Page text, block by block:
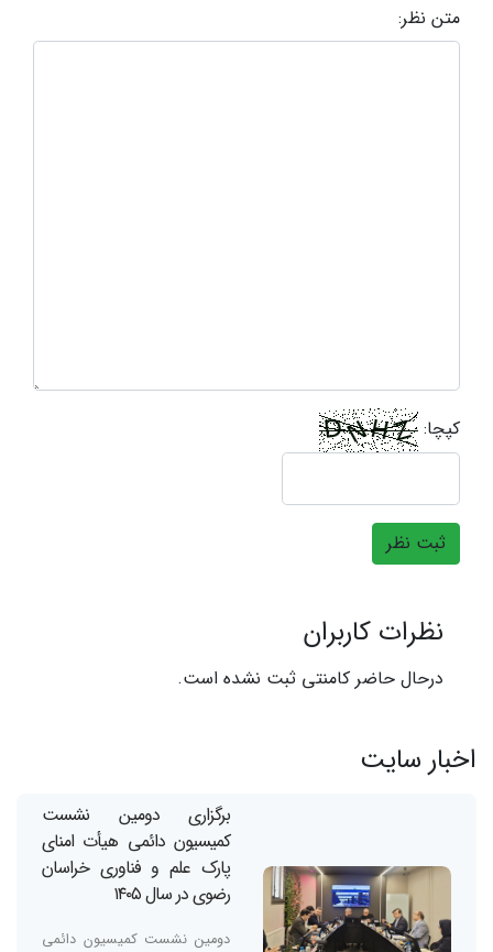
متن نظر:
کپچا:
ثبت نظر
نظرات کاربران
درحال حاضر کامنتی ثبت نشده است.
اخبار سایت
برگزاری دومین نشست
کمیسیون دائمی هیأت امنای
پارک علم و فناوری خراسان
رضوی در سال ۱۴۰۵
دومین نشست کمیسیون دائمی